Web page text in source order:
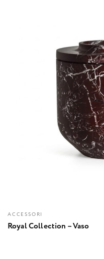
ACCESSORI
Royal Collection – Vaso